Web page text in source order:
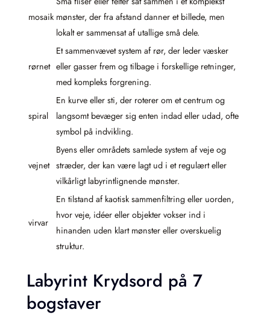
mosaik mønster, der fra afstand danner et billede, men
lokalt er sammensat af utallige små dele.
rørnet
Et sammenvævet system af rør, der leder væsker
eller gasser frem og tilbage i forskellige retninger,
med kompleks forgrening.
spiral
En kurve eller sti, der roterer om et centrum og
langsomt bevæger sig enten indad eller udad, ofte
symbol på indvikling.
vejnet
Byens eller områdets samlede system af veje og
stræder, der kan være lagt ud i et regulært eller
vilkårligt labyrintlignende mønster.
virvar
En tilstand af kaotisk sammenfiltring eller uorden,
hvor veje, idéer eller objekter vokser ind i
hinanden uden klart mønster eller overskuelig
struktur.
Labyrint Krydsord på 7
bogstaver